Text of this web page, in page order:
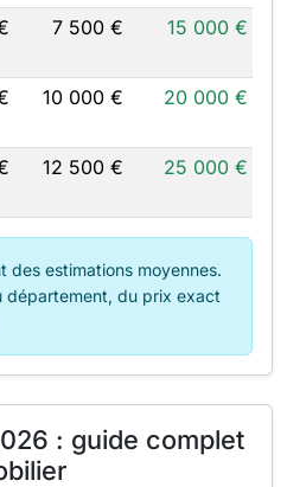
7 500 € 15 000 €
10 000 € 20 000 €
12 500 € 25 000 €
des estimations moyennes.
département, du prix exact
: guide complet